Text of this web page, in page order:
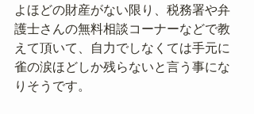
よほどの財産がない限り、税務署や弁
護士さんの無料相談コーナーなどで教
えて頂いて、自力でしなくては手元に
雀の涙ほどしか残らないと言う事にな
りそうです。